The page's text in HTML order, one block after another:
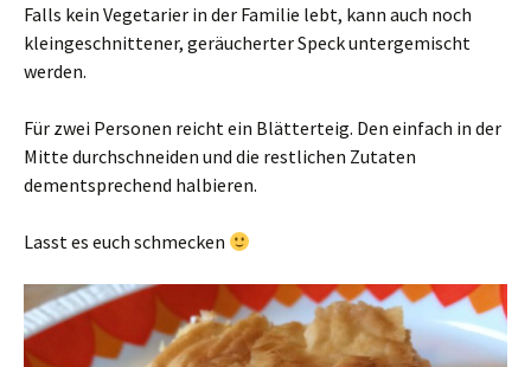
Falls kein Vegetarier in der Familie lebt, kann auch noch
kleingeschnittener, geräucherter Speck untergemischt
werden.
Für zwei Personen reicht ein Blätterteig. Den einfach in der
Mitte durchschneiden und die restlichen Zutaten
dementsprechend halbieren.
Lasst es euch schmecken